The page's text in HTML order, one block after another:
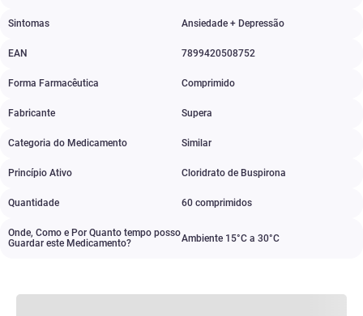
Sintomas Ansiedade + Depressão
EAN 7899420508752
Forma Farmacêutica Comprimido
Fabricante Supera
Categoria do Medicamento Similar
Princípio Ativo Cloridrato de Buspirona
Quantidade 60 comprimidos
Onde, Como e Por Quanto tempo posso
Guardar este Medicamento?
Ambiente 15°C a 30°C